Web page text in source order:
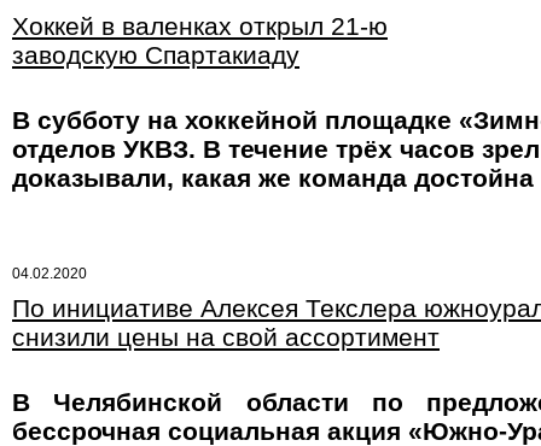
Хоккей в валенках открыл 21-ю
заводскую Спартакиаду
В субботу на хоккейной площадке
отделов УКВЗ. В течение трёх часов
доказывали, какая же команда
04.02.2020
По инициативе Алексея Текслера
снизили цены на свой ассортимент
В Челябинской области по
бессрочная социальная акция «Южно-